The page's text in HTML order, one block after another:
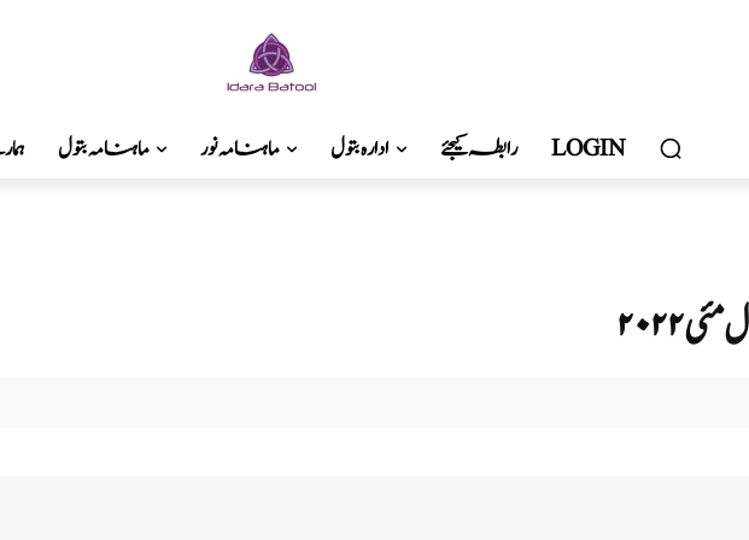
ماہنامہ بتول ماہنامہ نور ادارہ بتول رابطہ کیجئے LOGIN
۲۰۲۲